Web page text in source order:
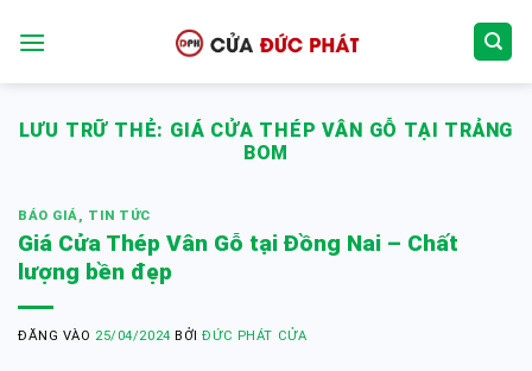
qua
LƯU TRỮ THẺ: GIÁ CỬA THÉP VÂN GỖ TẠI TRẢNG
BOM
BÁO GIÁ, TIN TỨC
Giá Cửa Thép Vân Gỗ tại Đồng Nai – Chất
lượng bền đẹp
ĐĂNG VÀO 25/04/2024 BỞIĐỨC PHÁT CỬA